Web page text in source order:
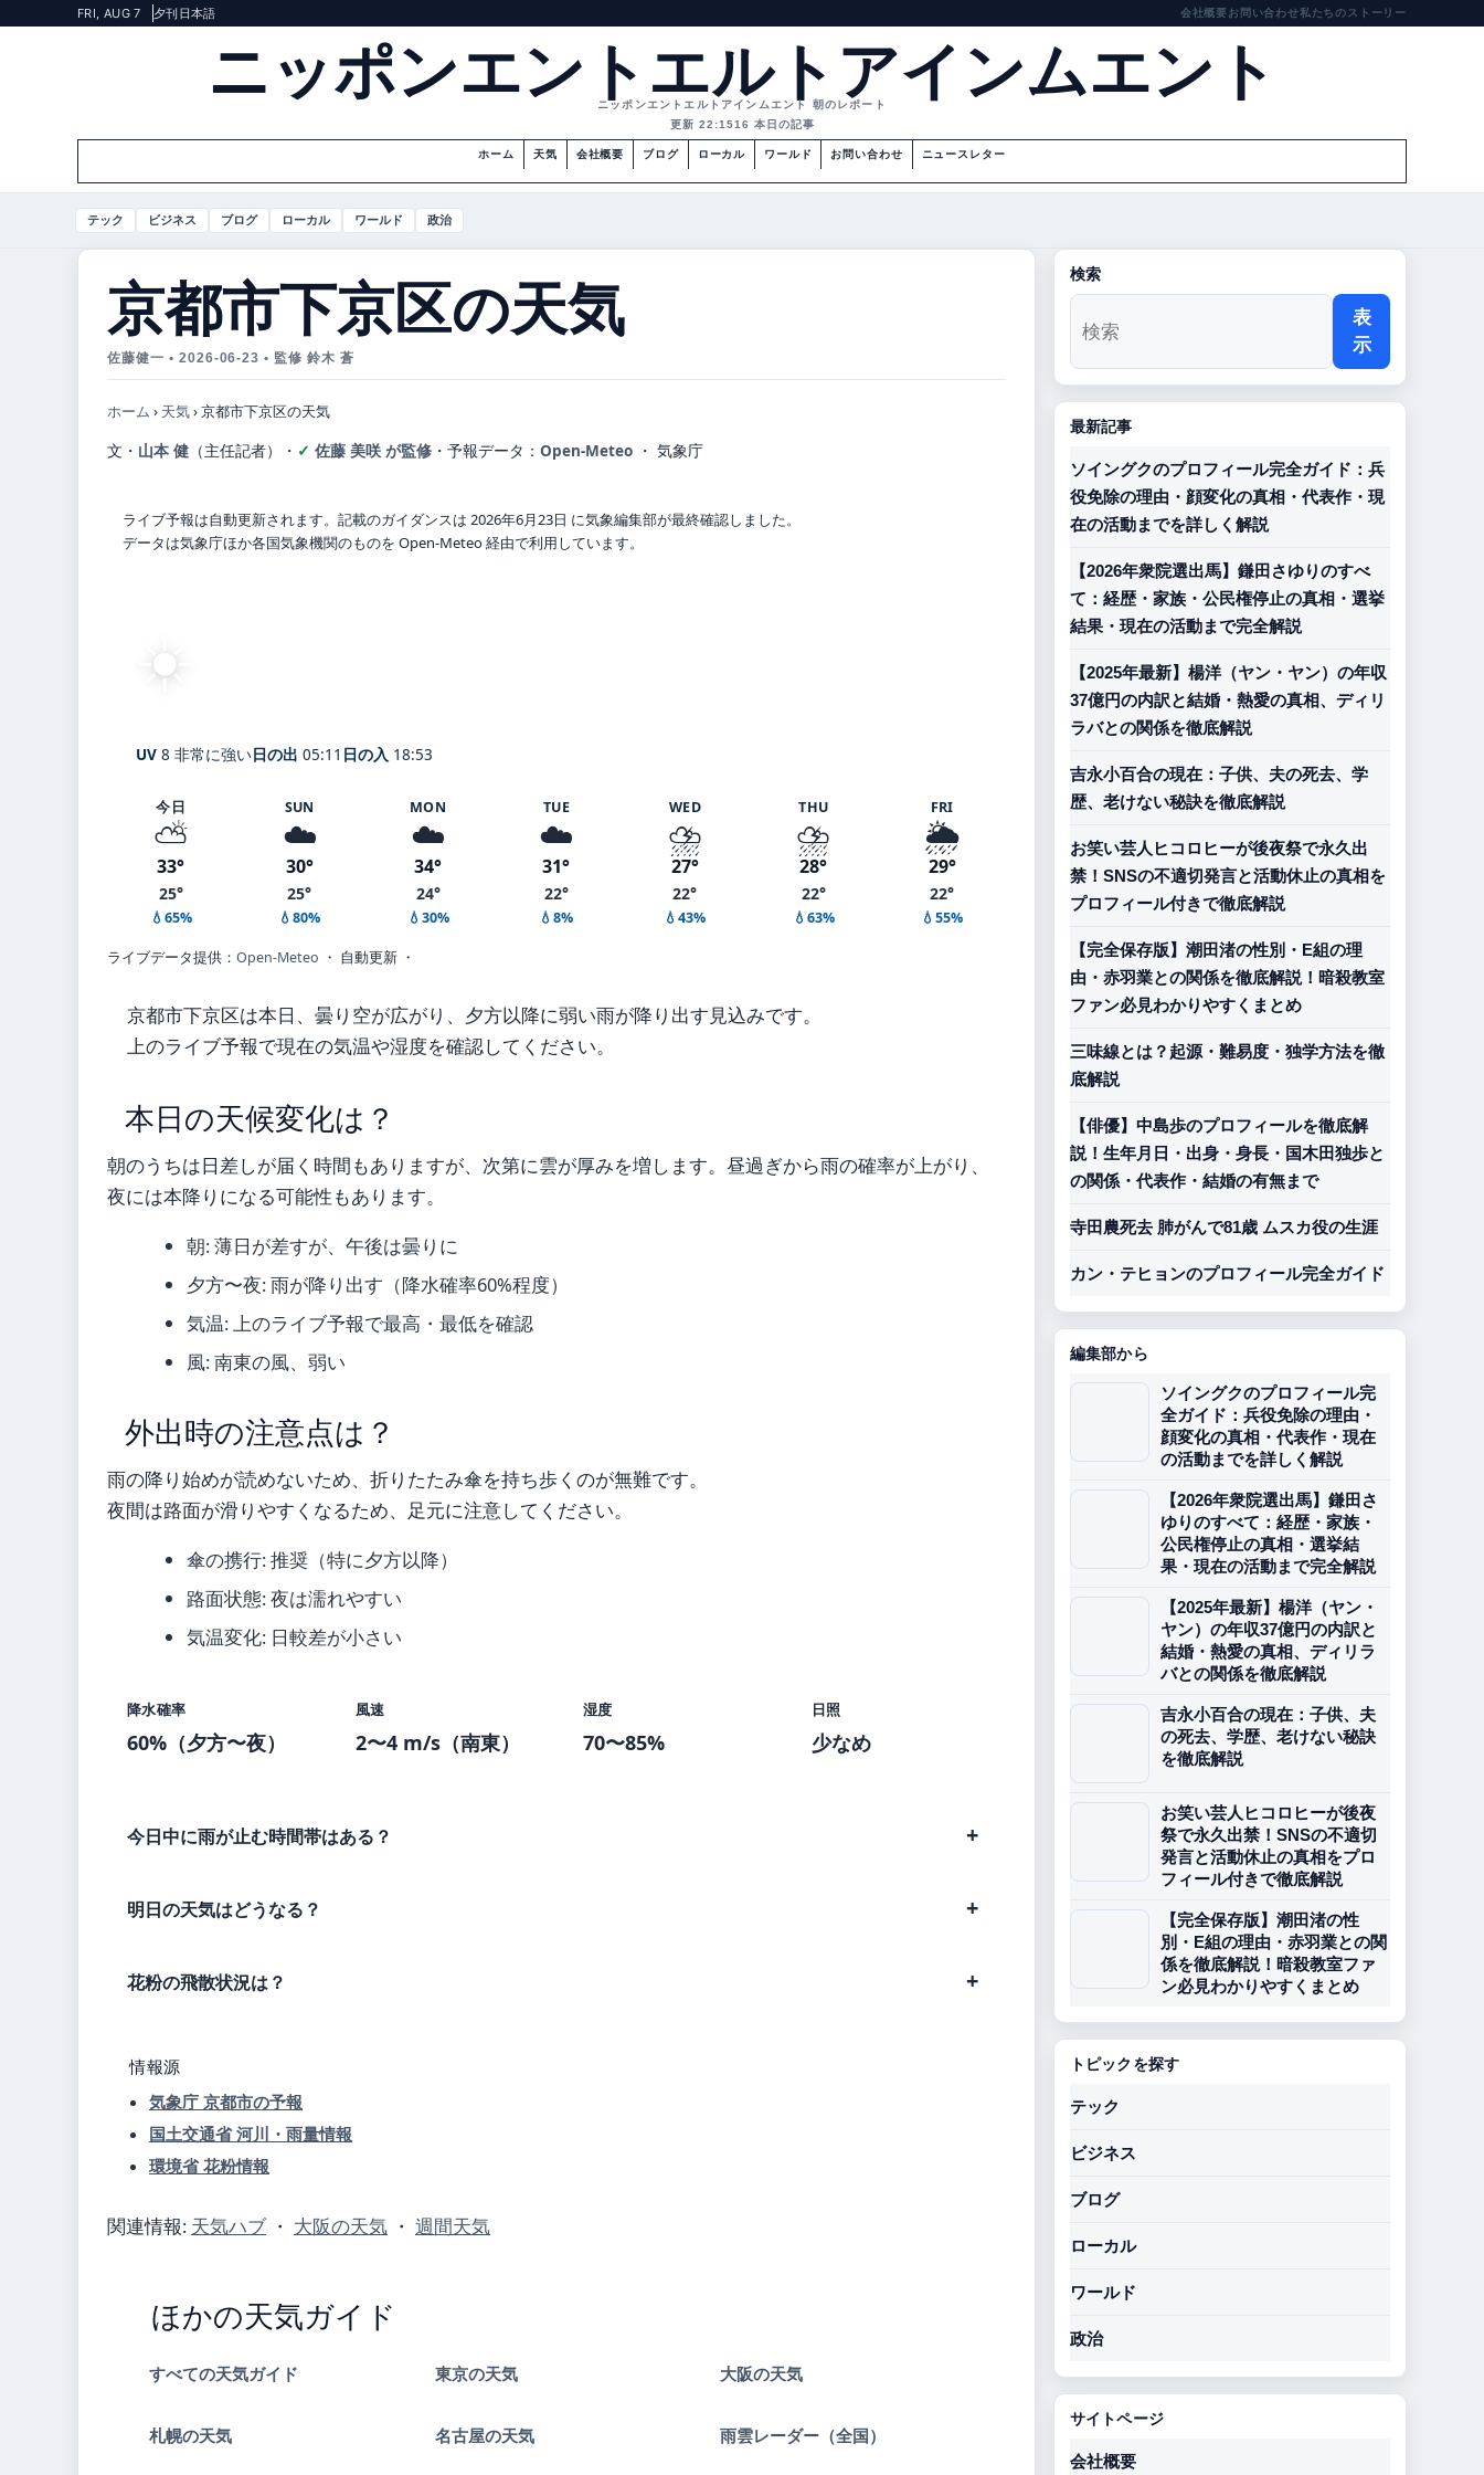
FRI, AUG 7 夕刊 日本語 会社概要お問い合わせ私たちのストーリー
ニッポンエントエルトアインムエント
ニッポンエントエルトアインムエント 朝のレポート
更新 22:1516 本日の記事
ホーム 天気 会社概要 ブログ ローカル ワールド お問い合わせ ニュースレター
テック ビジネス ブログ ローカル ワールド 政治
京都市下京区の天気
佐藤健一 • 2026-06-23 • 監修 鈴木 蒼
ホーム › 天気›京都市下京区の天気
文・ 山本 健 （主任記者） ・ 佐藤 美咲 が監修 ・ 予報データ： Open-Meteo ・ 気象庁
ライブ予報は自動更新されます。記載のガイダンスは 2026年6月23日 に気象編集部が最終確認しました。
データは気象庁ほか各国気象機関のものを Open-Meteo 経由で利用しています。
☀️
UV 8 非常に強い日の出 05:11 日の入 18:53
今日
⛅
33°
25°
💧65%
SUN
☁️
30°
25°
💧80%
MON
☁️
34°
24°
💧30%
TUE
☁️
31°
22°
💧8%
WED
⛈️
27°
22°
💧43%
THU
⛈️
28°
22°
💧63%
FRI
🌦️
29°
22°
💧55%
ライブデータ提供： Open-Meteo ・ 自動更新 ・
京都市下京区は本日、曇り空が広がり、夕方以降に弱い雨が降り出す見込みです。
上のライブ予報で現在の気温や湿度を確認してください。
本日の天候変化は？
朝のうちは日差しが届く時間もありますが、次第に雲が厚みを増します。昼過ぎから雨の確率が上がり、
夜には本降りになる可能性もあります。
朝: 薄日が差すが、午後は曇りに
夕方〜夜: 雨が降り出す（降水確率60%程度）
気温: 上のライブ予報で最高・最低を確認
風: 南東の風、弱い
外出時の注意点は？
雨の降り始めが読めないため、折りたたみ傘を持ち歩くのが無難です。
夜間は路面が滑りやすくなるため、足元に注意してください。
傘の携行: 推奨（特に夕方以降）
路面状態: 夜は濡れやすい
気温変化: 日較差が小さい
降水確率
60%（夕方〜夜）
風速
2〜4 m/s（南東）
湿度
70〜85%
日照
少なめ
今日中に雨が止む時間帯はある？
明日の天気はどうなる？
花粉の飛散状況は？
情報源
気象庁 京都市の予報
国土交通省 河川・雨量情報
環境省 花粉情報
関連情報: 天気ハブ ・ 大阪の天気 ・ 週間天気
ほかの天気ガイド
すべての天気ガイド 東京の天気 大阪の天気
札幌の天気 名古屋の天気 雨雲レーダー（全国）
検索
表
示
最新記事
ソイングクのプロフィール完全ガイド：兵
役免除の理由・顔変化の真相・代表作・現
在の活動までを詳しく解説
【2026年衆院選出馬】鎌田さゆりのすべ
て：経歴・家族・公民権停止の真相・選挙
結果・現在の活動まで完全解説
【2025年最新】楊洋（ヤン・ヤン）の年収
37億円の内訳と結婚・熱愛の真相、ディリ
ラバとの関係を徹底解説
吉永小百合の現在：子供、夫の死去、学
歴、老けない秘訣を徹底解説
お笑い芸人ヒコロヒーが後夜祭で永久出
禁！SNSの不適切発言と活動休止の真相を
プロフィール付きで徹底解説
【完全保存版】潮田渚の性別・E組の理
由・赤羽業との関係を徹底解説！暗殺教室
ファン必見わかりやすくまとめ
三味線とは？起源・難易度・独学方法を徹
底解説
【俳優】中島歩のプロフィールを徹底解
説！生年月日・出身・身長・国木田独歩と
の関係・代表作・結婚の有無まで
寺田農死去 肺がんで81歳 ムスカ役の生涯
カン・テヒョンのプロフィール完全ガイド
編集部から
ソイングクのプロフィール完
全ガイド：兵役免除の理由・
顔変化の真相・代表作・現在
の活動までを詳しく解説
【2026年衆院選出馬】鎌田さ
ゆりのすべて：経歴・家族・
公民権停止の真相・選挙結
果・現在の活動まで完全解説
【2025年最新】楊洋（ヤン・
ヤン）の年収37億円の内訳と
結婚・熱愛の真相、ディリラ
バとの関係を徹底解説
吉永小百合の現在：子供、夫
の死去、学歴、老けない秘訣
を徹底解説
お笑い芸人ヒコロヒーが後夜
祭で永久出禁！SNSの不適切
発言と活動休止の真相をプロ
フィール付きで徹底解説
【完全保存版】潮田渚の性
別・E組の理由・赤羽業との関
係を徹底解説！暗殺教室ファ
ン必見わかりやすくまとめ
トピックを探す
テック
ビジネス
ブログ
ローカル
ワールド
政治
サイトページ
会社概要